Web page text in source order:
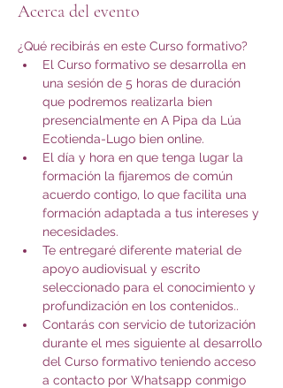
Acerca del evento
¿Qué recibirás en este Curso formativo?
El Curso formativo se desarrolla en
una sesión de 5 horas de duración
que podremos realizarla bien
presencialmente en A Pipa da Lúa
Ecotienda-Lugo bien online.
El día y hora en que tenga lugar la
formación la fijaremos de común
acuerdo contigo, lo que facilita una
formación adaptada a tus intereses y
necesidades.
Te entregaré diferente material de
apoyo audiovisual y escrito
seleccionado para el conocimiento y
profundización en los contenidos..
Contarás con servicio de tutorización
durante el mes siguiente al desarrollo
del Curso formativo teniendo acceso
a contacto por Whatsapp conmigo